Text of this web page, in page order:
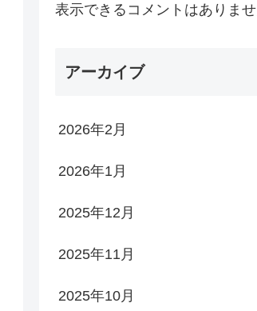
表示できるコメントはありませ
アーカイブ
2026年2月
2026年1月
2025年12月
2025年11月
2025年10月